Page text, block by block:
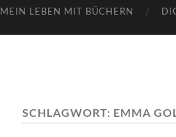
MEIN LEBEN MIT BÜCHERN
SCHLAGWORT: EMMA